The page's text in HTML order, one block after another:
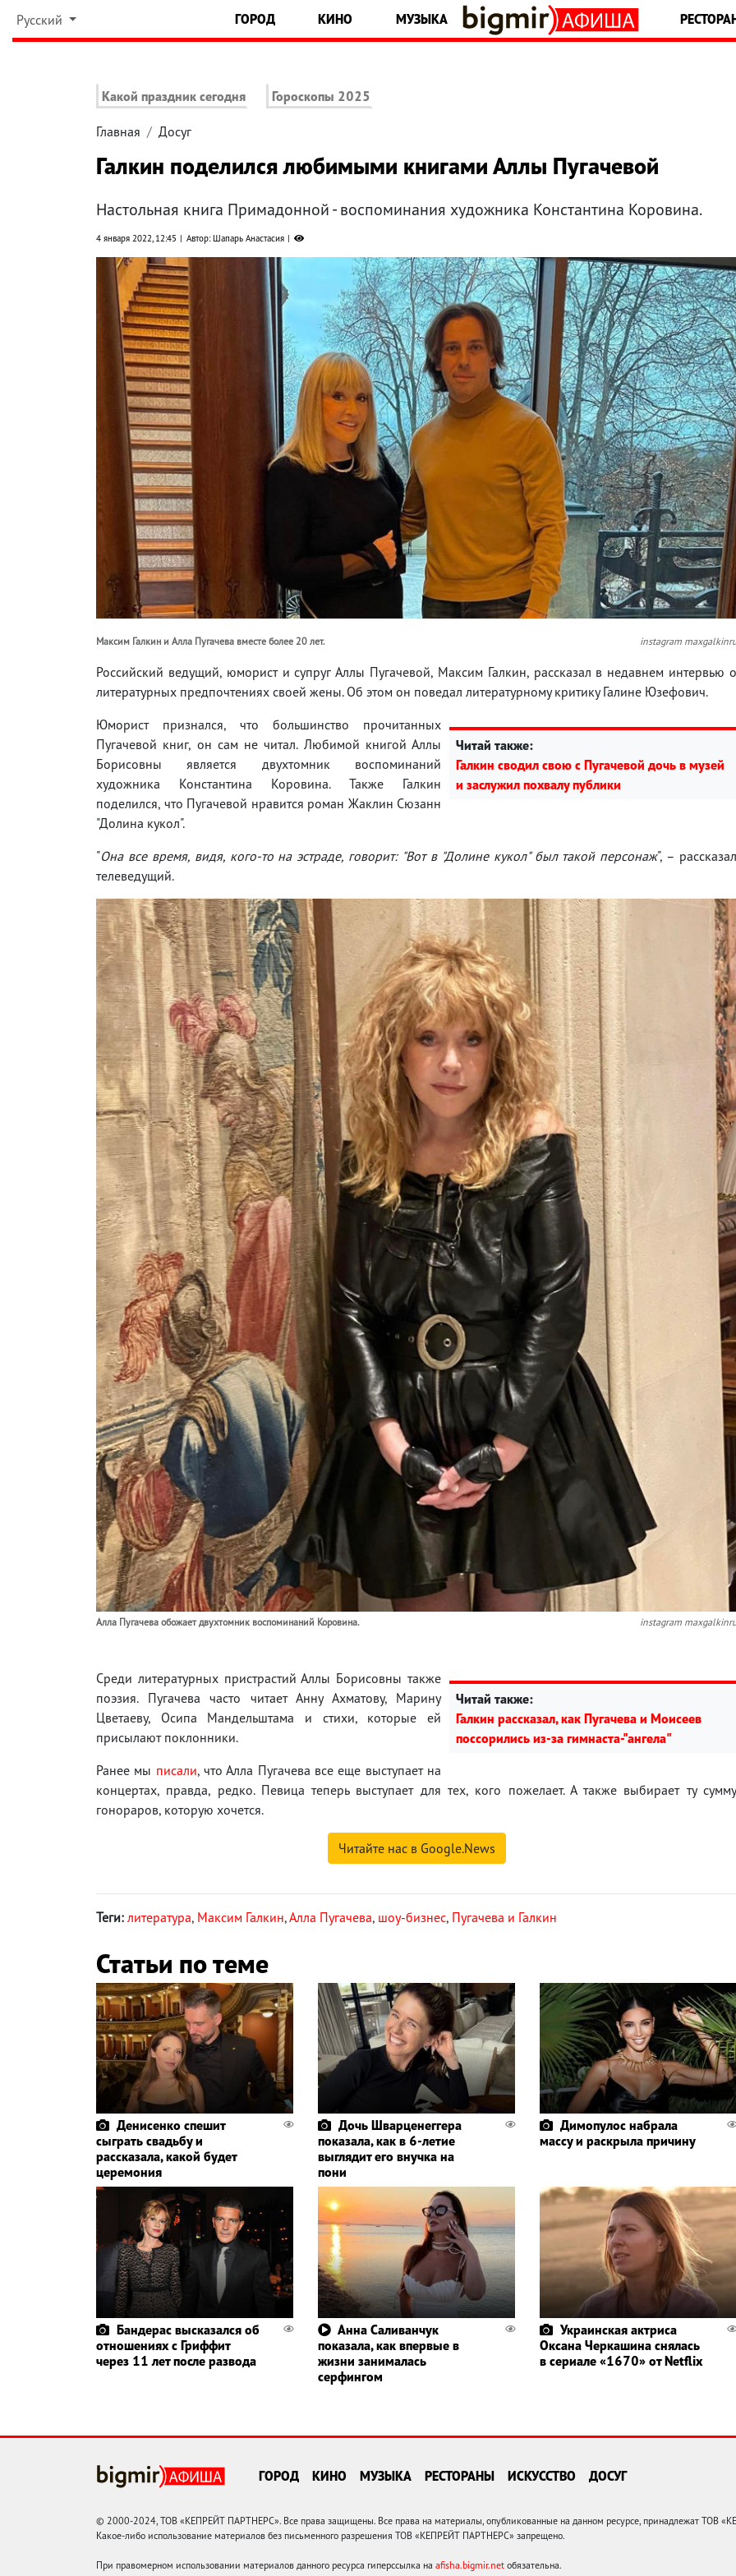
Русский ГОРОД КИНО МУЗЫКА
Какой праздник сегодня Гороскопы 2025
Главная Досуг
Галкин поделился любимыми книгами Аллы Пугачевой
Настольная книга Примадонной - воспоминания художника Константина Коровина.
4 января 2022, 12:45 Автор: Шапарь Анастасия
Максим Галкин и Алла Пугачева вместе более 20 лет. instagram maxgalkinru
Российский ведущий, юморист и супруг Аллы Пугачевой, Максим Галкин, рассказал в недавнем интервью о
литературных предпочтениях своей жены. Об этом он поведал литературному критику Галине Юзефович.
Читай также:
Галкин сводил свою с Пугачевой дочь в музей
и заслужил похвалу публики
Юморист признался, что большинство прочитанных
Пугачевой книг, он сам не читал. Любимой книгой Аллы
Борисовны является двухтомник воспоминаний
художника Константина Коровина. Также Галкин
поделился, что Пугачевой нравится роман Жаклин Сюзанн
"Долина кукол".
"Она все время, видя, кого-то на эстраде, говорит: "Вот в "Долине кукол" был такой персонаж", – рассказал
телеведущий.
Алла Пугачева обожает двухтомник воспоминаний Коровина. instagram maxgalkinru
Читай также:
Галкин рассказал, как Пугачева и Моисеев
поссорились из-за гимнаста-"ангела"
Среди литературных пристрастий Аллы Борисовны также
поэзия. Пугачева часто читает Анну Ахматову, Марину
Цветаеву, Осипа Мандельштама и стихи, которые ей
присылают поклонники.
Ранее мы писали, что Алла Пугачева все еще выступает на
концертах, правда, редко. Певица теперь выступает для тех, кого пожелает. А также выбирает ту сумму
гонораров, которую хочется.
Читайте нас в Google.News
Теги: литература, Максим Галкин,Алла Пугачева, шоу-бизнес, Пугачева и Галкин
Статьи по теме
Денисенко спешит
сыграть свадьбу и
рассказала, какой будет
церемония
Дочь Шварценеггера
показала, как в 6-летие
выглядит его внучка на
пони
Димопулос набрала
массу и раскрыла причину
Бандерас высказался об
отношениях с Гриффит
через 11 лет после развода
Анна Саливанчук
показала, как впервые в
жизни занималась
серфингом
Украинская актриса
Оксана Черкашина снялась
в сериале «1670» от Netflix
ГОРОД КИНО МУЗЫКА РЕСТОРАНЫ ИСКУССТВО ДОСУГ
© 2000-2024, ТОВ «КЕПРЕЙТ ПАРТНЕРС». Все права защищены. Все права на материалы, опубликованные на данном ресурсе, принадлежат ТОВ
Какое-либо использование материалов без письменного разрешения ТОВ «КЕПРЕЙТ ПАРТНЕРС» запрещено.
При правомерном использовании материалов данного ресурса гиперссылка на afisha.bigmir.net обязательна.